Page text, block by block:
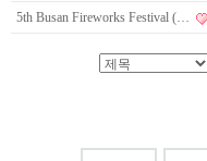
5th Busan Fireworks Festival (…